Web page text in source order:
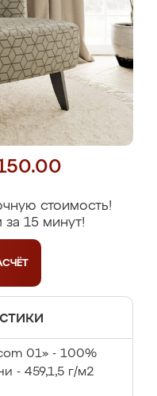
стоимость!
15 минут!
01» - 100%
- 459,1,5 г/м2